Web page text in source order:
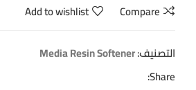
Compare
Add to wishlist
التصنيف:Media Resin Softener
Share: